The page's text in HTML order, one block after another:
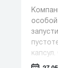
служба